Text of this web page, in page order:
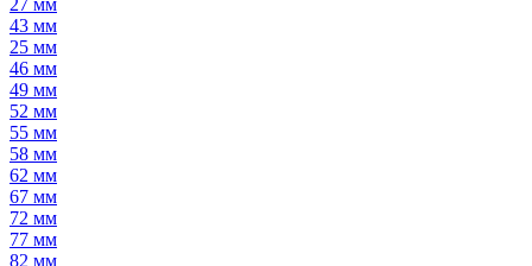
27 мм
43 мм
25 мм
46 мм
49 мм
52 мм
55 мм
58 мм
62 мм
67 мм
72 мм
77 мм
82 мм